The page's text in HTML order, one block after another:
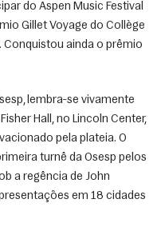
do Aspen Music Festival
Gillet Voyage do Collège
Conquistou ainda o prêmio
lembra-se vivamente
Hall, no Lincoln Center,
pela plateia. O
turnê da Osesp pelos
a regência de John
em 18 cidades